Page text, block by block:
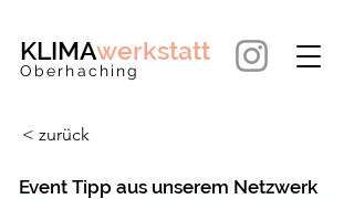
KLIMAwerkstatt
Oberhaching
< zurück
Event Tipp aus unserem Netzwerk